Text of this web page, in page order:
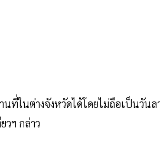
ที่ในต่างจังหวัดได้โดยไม่ถือเป็นวันล
วฯ กล่าว